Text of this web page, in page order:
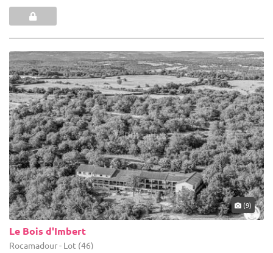
(9)
Le Bois d'Imbert
Rocamadour - Lot (46)